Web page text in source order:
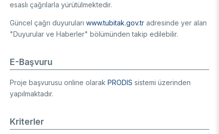
esaslı çağrılarla yürütülmektedir.
Güncel çağrı duyuruları www.tubitak.gov.tr adresinde yer alan
"Duyurular ve Haberler" bölümünden takip edilebilir.
E-Başvuru
Proje başvurusu online olarak PRODIS sistemi üzerinden
yapılmaktadır.
Kriterler